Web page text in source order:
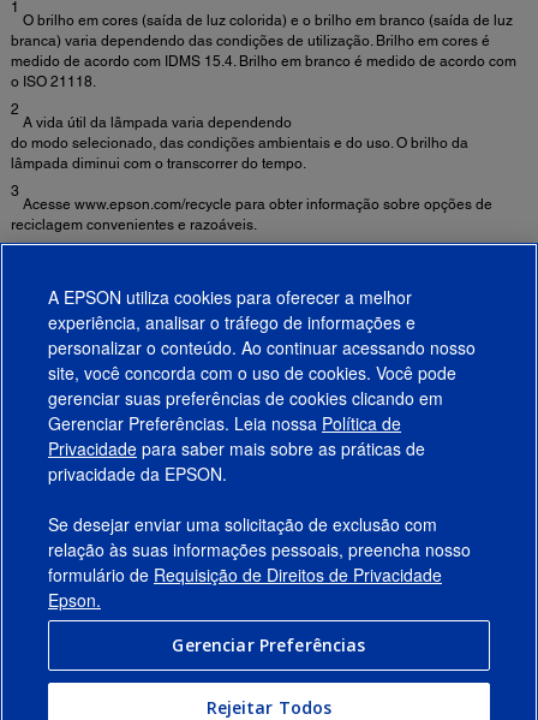
1
O brilho em cores (saída de luz colorida) e o brilho em branco (saída de luz
branca) varia dependendo das condições de utilização. Brilho em cores é
medido de acordo com IDMS 15.4. Brilho em branco é medido de acordo com
o ISO 21118.
2
A vida útil da lâmpada varia dependendo
do modo selecionado, das condições ambientais e do uso. O brilho da
lâmpada diminui com o transcorrer do tempo.
3
Acesse www.epson.com/recycle para obter informação sobre opções de
reciclagem convenientes e razoáveis.
Informações de Segurança Importantes Sobre Ambientes de Uso de Projetores
Fixos ►
Produtos
Suporte
Links Sugeridos
Empresa
Conecte-se com a Epson
A EPSON utiliza cookies para oferecer a melhor
experiência, analisar o tráfego de informações e
personalizar o conteúdo. Ao continuar acessando nosso
site, você concorda com o uso de cookies. Você pode
gerenciar suas preferências de cookies clicando em
Gerenciar Preferências. Leia nossa Política de
Privacidade para saber mais sobre as práticas de
privacidade da EPSON.
Se desejar enviar uma solicitação de exclusão com
relação às suas informações pessoais, preencha nosso
formulário de Requisição de Direitos de Privacidade
Epson.
Gerenciar Preferências
Rejeitar Todos